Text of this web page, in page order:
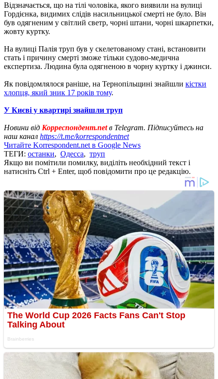
Відзначається, що на тілі чоловіка, якого виявили на вулиці
Гордієнка, видимих ​​слідів насильницької смерті не було. Він
був одягненим у світлий светр, чорні штани, чорні шкарпетки,
жовту куртку.
На вулиці Палія труп був у скелетованому стані, встановити
стать і причину смерті зможе тільки судово-медична
експертиза. Людина була одягненою в чорну куртку і джинси.
Як повідомлялося раніше, на Тернопільщині знайшли кістки
хлопця, який зник 17 років тому.
У Києві у квартирі знайшли труп
Новини від Корреспондент.netв Telegram. Підписуйтесь на
наш канал https://t.me/korrespondentnet
Читайте Korrespondent.net в Google News
ТЕГИ: останки, Одесса, труп
Якщо ви помітили помилку, виділіть необхідний текст і
натисніть Ctrl + Enter, щоб повідомити про це редакцію.